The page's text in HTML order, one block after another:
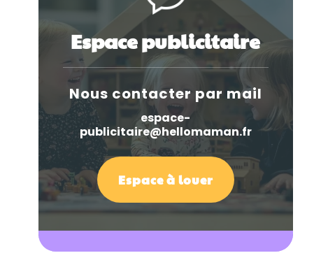
Espace publicitaire
Nous contacter par mail
espace-
publicitaire@hellomaman.fr
Espace à louer